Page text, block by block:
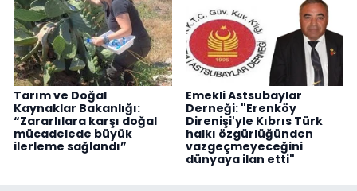
Tarım ve Doğal
Kaynaklar Bakanlığı:
“Zararlılara karşı doğal
mücadelede büyük
ilerleme sağlandı”
Emekli Astsubaylar
Derneği: "Erenköy
Direnişi'yle Kıbrıs Türk
halkı özgürlüğünden
vazgeçmeyeceğini
dünyaya ilan etti"